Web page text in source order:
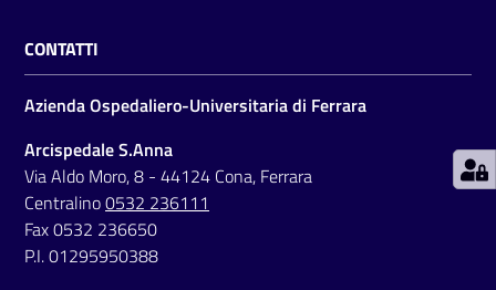
S
e
r
v
i
z
i
P
CONTATTI
Azienda Ospedaliero-Universitaria di Ferrara
Arcispedale S.Anna
Via Aldo Moro, 8 - 44124 Cona, Ferrara
Centralino0532 236111
Fax 0532 236650
P.I. 01295950388